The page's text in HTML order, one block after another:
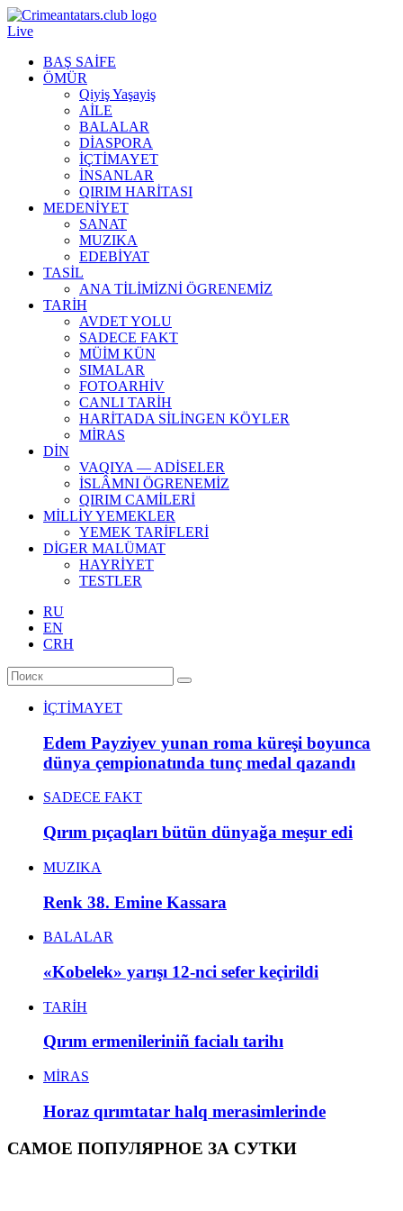
Live
BAŞ SAİFE
ÖMÜR
Qiyiş Yaşayiş
AİLE
BALALAR
DİASPORA
İÇTİMAYET
İNSANLAR
QIRIM HARİTASI
MEDENİYET
SANAT
MUZIKA
EDEBİYAT
TASİL
ANA TİLİMİZNİ ÖGRENEMİZ
TARİH
AVDET YOLU
SADECE FAKT
MÜİM KÜN
SIMАLAR
FOTOARHİV
CANLI TARİH
HARİTADA SİLİNGEN KÖYLER
MİRAS
DİN
VAQIYA — ADİSELER
İSLÂMNI ÖGRENEMİZ
QIRIM CAMİLERİ
MİLLİY YEMEKLER
YEMEK TARİFLERİ
DİGER MALÜMAT
HAYRİYET
TESTLER
RU
EN
CRH
İÇTİMAYET
Edem Payziyev yunan roma küreşi boyunca
dünya çempionatında tunç medal qazandı
SADECE FAKT
Qırım pıçaqları bütün dünyağa meşur edi
MUZIKA
Renk 38. Emine Kassara
BALALAR
«Kobelek» yarışı 12-nci sefer keçirildi
TARİH
Qırım ermenileriniñ facialı tarihı
MİRAS
Horaz qırımtatar halq merasimlerinde
САМОЕ ПОПУЛЯРНОЕ ЗА СУТКИ